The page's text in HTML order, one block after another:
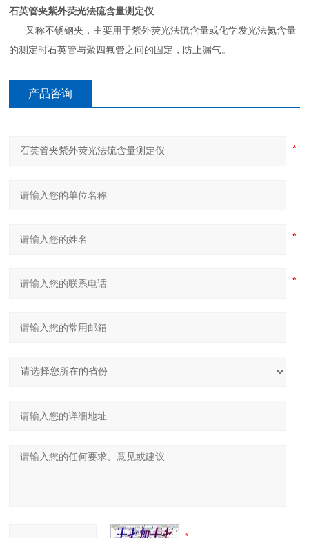
石英管夹紫外荧光法硫含量测定仪
又称不锈钢夹，主要用于紫外荧光法硫含量或化学发光法氮含量
的测定时石英管与聚四氟管之间的固定，防止漏气。
产品咨询